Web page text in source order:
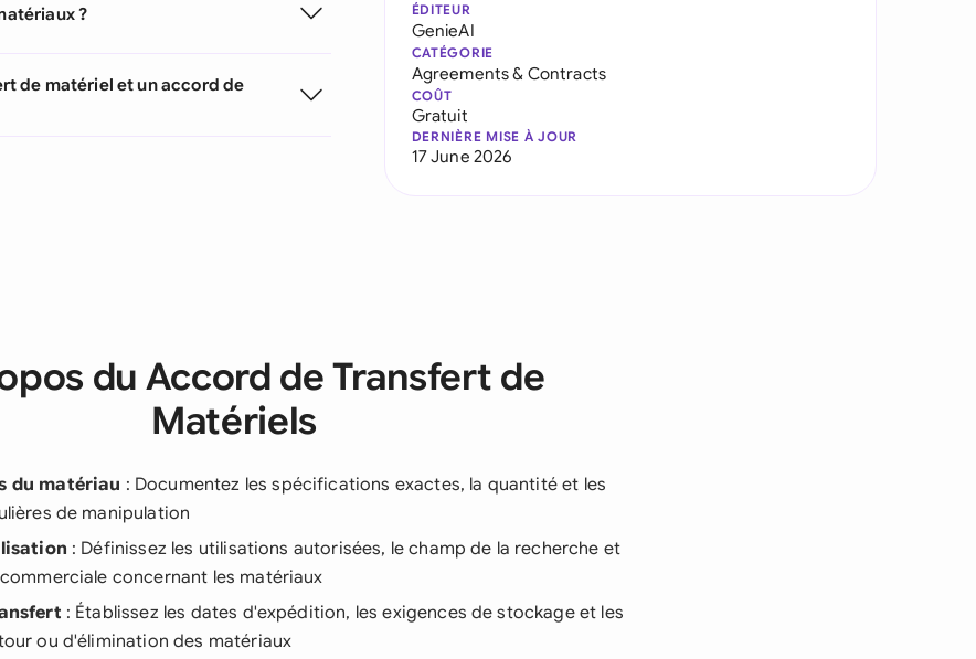
?
de matériel et un accord de
ÉDITEUR
GenieAI
CATÉGORIE
Agreements & Contracts
COÛT
Gratuit
DERNIÈRE MISE À JOUR
17 June 2026
du Accord de Transfert de
Matériels
du matériau : Documentez les spécifications exactes, la quantité et les
de manipulation
: Définissez les utilisations autorisées, le champ de la recherche et
concernant les matériaux
: Établissez les dates d'expédition, les exigences de stockage et les
ou d'élimination des matériaux